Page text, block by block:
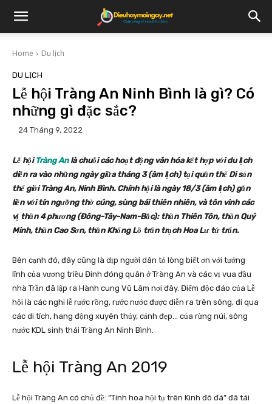
Home Du lịch
DU LỊCH
Lễ hội Tràng An Ninh Bình là gì? Có
những gì đặc sắc?
24 Tháng 9, 2022
Lễ hộiTràng Anlà chuỗi các hoạt động văn hóa kết hợp với du lịch
diễn ra vào những ngày giữa tháng 3 (âm lịch) tại quần thể Di sản
thế giới Tràng An, Ninh Bình. Chính hội là ngày 18/3 (âm lịch) gắn
liền với tín ngưỡng thờ cúng, sùng bái thiên nhiên, và tôn vinh các
vị thần 4 phương (Đông-Tây-Nam-Bắc): thần Thiên Tôn, thần Quý
Minh, thần Cao Sơn, thần Khổng Lồ trấn trạch Hoa Lư tứ trấn.
Bên cạnh đó, đây cũng là dịp người dân tỏ lòng biết ơn với tướng
lĩnh của vương triều Đinh đóng quân ở Tràng An và các vị vua đầu
nhà Trần đã lập ra Hành cung Vũ Lâm nơi đây. Điểm độc đáo của Lễ
hội là các nghi lễ rước rồng, rước nước được diễn ra trên sông, đi qua
các di tích, hang động xuyên thủy, cảnh đẹp… của rừng núi, sông
nước KDL sinh thái Tràng An Ninh Bình.
Lễ hội Tràng An 2019
Lễ hội Tràng An có chủ đề: “Tinh hoa hội tụ trên Kinh đô đá” đã tái